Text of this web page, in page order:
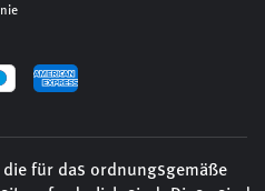
vorbehalten.
für das ordnungsgemäße